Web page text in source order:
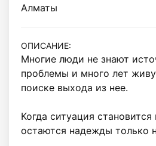
Алматы
ОПИСАНИЕ:
Многие люди не знают
проблемы и много лет
поиске выхода из нее.
Когда ситуация
остаются надежды только